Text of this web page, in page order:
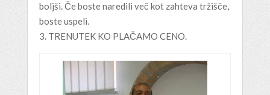
boljši. Če boste naredili več kot zahteva tržišče,
boste uspeli.
3. TRENUTEK KO PLAČAMO CENO.